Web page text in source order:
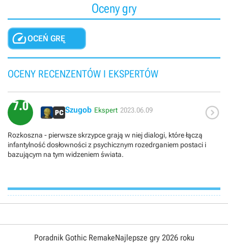
Oceny gry
OCEŃ GRĘ
OCENY RECENZENTÓW I EKSPERTÓW
7.0 Szugob Ekspert 2023.06.09 
Rozkoszna - pierwsze skrzypce grają w niej dialogi, które łączą
infantylność dosłowności z psychicznym rozedrganiem postaci i
bazującym na tym widzeniem świata.
Poradnik Gothic RemakeNajlepsze gry 2026 roku